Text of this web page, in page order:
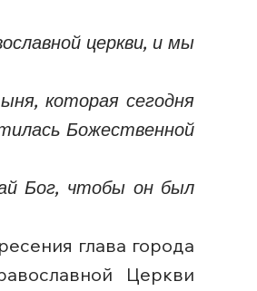
церкви, и мы
которая сегодня
Божественной
Бог, чтобы он был
глава города
Церкви